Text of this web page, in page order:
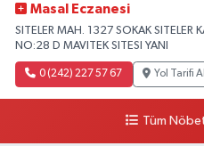
Masal Eczanesi
SITELER MAH. 1327 SOKAK SITELER
NO:28 D MAVITEK SITESI YANI
0 (242) 227 57 67 Yol Tarifi Al
Tüm